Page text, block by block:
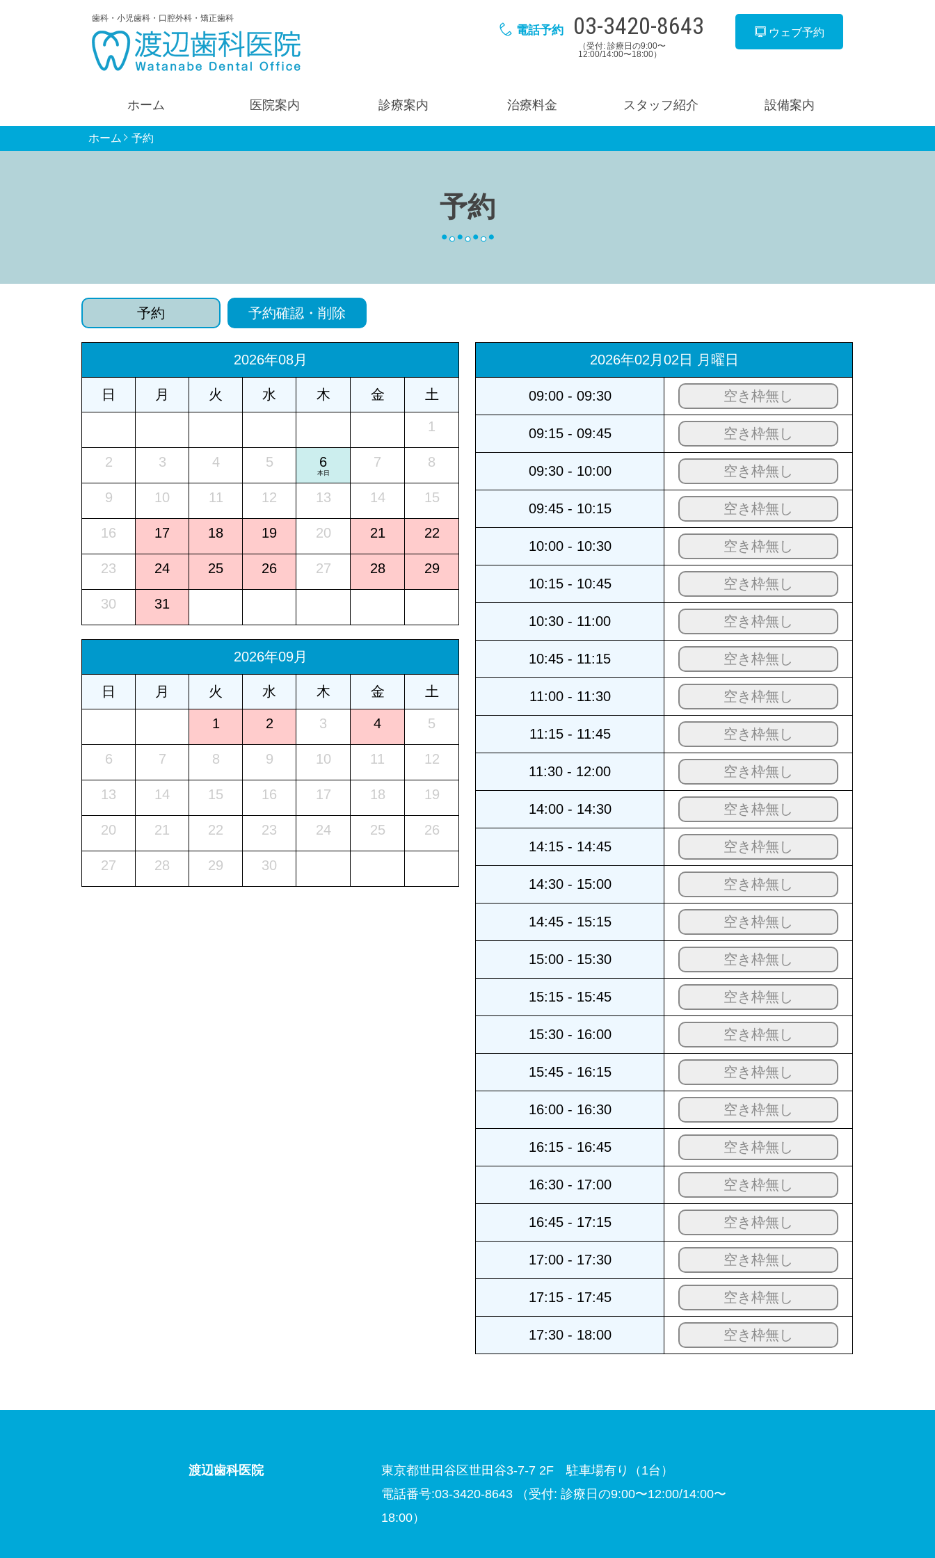
歯科・小児歯科・口腔外科・矯正歯科
電話予約 03-3420-8643
（受付: 診療日の9:00〜
12:00/14:00〜18:00）
ウェブ予約
ホーム 医院案内 診療案内 治療料金 スタッフ紹介 設備案内
予約
ホーム 予約
予約 予約確認・削除
2026年08月
日 月 火 水 木 金 土
1
2 3 4 5 6
本日
7 8
9 10 11 12 13 14 15
16 17 18 19 20 21 22
23 24 25 26 27 28 29
30 31
2026年09月
日 月 火 水 木 金 土
1 2 3 4 5
6 7 8 9 10 11 12
13 14 15 16 17 18 19
20 21 22 23 24 25 26
27 28 29 30
2026年02月02日 月曜日
09:00 - 09:30 空き枠無し
09:15 - 09:45 空き枠無し
09:30 - 10:00 空き枠無し
09:45 - 10:15 空き枠無し
10:00 - 10:30 空き枠無し
10:15 - 10:45 空き枠無し
10:30 - 11:00 空き枠無し
10:45 - 11:15 空き枠無し
11:00 - 11:30 空き枠無し
11:15 - 11:45 空き枠無し
11:30 - 12:00 空き枠無し
14:00 - 14:30 空き枠無し
14:15 - 14:45 空き枠無し
14:30 - 15:00 空き枠無し
14:45 - 15:15 空き枠無し
15:00 - 15:30 空き枠無し
15:15 - 15:45 空き枠無し
15:30 - 16:00 空き枠無し
15:45 - 16:15 空き枠無し
16:00 - 16:30 空き枠無し
16:15 - 16:45 空き枠無し
16:30 - 17:00 空き枠無し
16:45 - 17:15 空き枠無し
17:00 - 17:30 空き枠無し
17:15 - 17:45 空き枠無し
17:30 - 18:00 空き枠無し
渡辺歯科医院
東京都世田谷区世田谷3-7-7 2F 駐車場有り（1台）
電話番号:03-3420-8643
（受付: 診療日の9:00〜12:00/14:00〜
18:00）